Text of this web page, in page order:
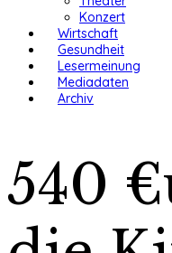
Konzert
Wirtschaft
Gesundheit
Lesermeinung
Mediadaten
Archiv
540